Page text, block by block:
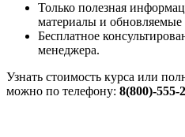
Только полезная
материалы и
Бесплатное
менеджера.
Узнать стоимость курса или
можно по телефону: 8(800)-555-